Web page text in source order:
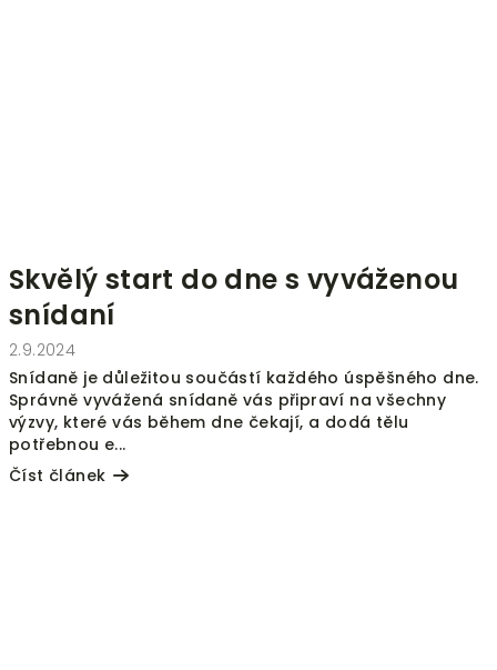
Skvělý start do dne s vyváženou
snídaní
2.9.2024
Snídaně je důležitou součástí každého úspěšného dne.
Správně vyvážená snídaně vás připraví na všechny
výzvy, které vás během dne čekají, a dodá tělu
potřebnou e...
Číst článek